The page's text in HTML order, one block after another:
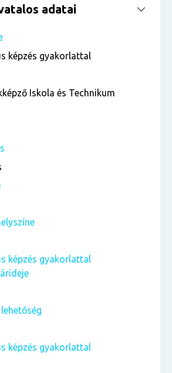
adatai
képzés gyakorlattal
Iskola és Technikum
képzés gyakorlattal
képzés gyakorlattal